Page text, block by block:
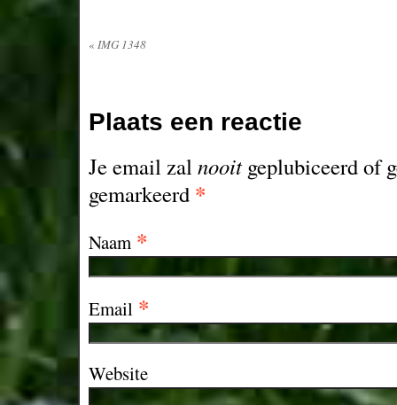
« IMG 1348
Plaats een reactie
Je email zalnooitgeplubiceerd of
gemarkeerd *
Naam *
Email *
Website